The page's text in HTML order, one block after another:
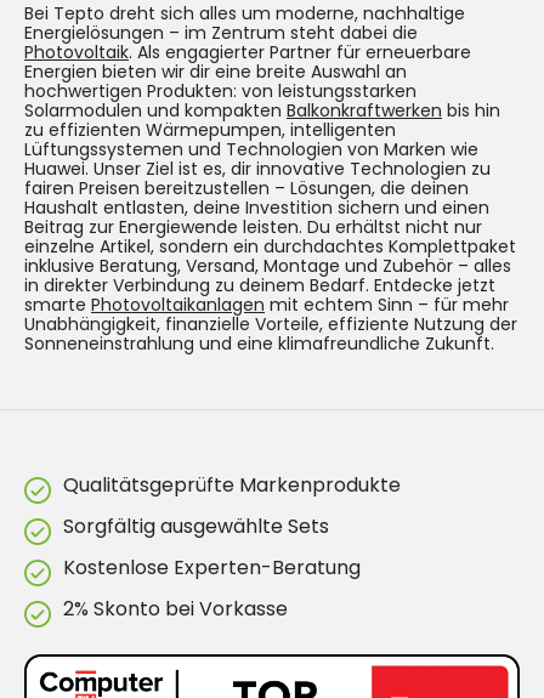
Bei Tepto dreht sich alles um moderne, nachhaltige
Energielösungen – im Zentrum steht dabei die
Photovoltaik. Als engagierter Partner für erneuerbare
Energien bieten wir dir eine breite Auswahl an
hochwertigen Produkten: von leistungsstarken
Solarmodulen und kompakten Balkonkraftwerken bis hin
zu effizienten Wärmepumpen, intelligenten
Lüftungssystemen und Technologien von Marken wie
Huawei. Unser Ziel ist es, dir innovative Technologien zu
fairen Preisen bereitzustellen – Lösungen, die deinen
Haushalt entlasten, deine Investition sichern und einen
Beitrag zur Energiewende leisten. Du erhältst nicht nur
einzelne Artikel, sondern ein durchdachtes Komplettpaket
inklusive Beratung, Versand, Montage und Zubehör – alles
in direkter Verbindung zu deinem Bedarf. Entdecke jetzt
smarte Photovoltaikanlagen mit echtem Sinn – für mehr
Unabhängigkeit, finanzielle Vorteile, effiziente Nutzung der
Sonneneinstrahlung und eine klimafreundliche Zukunft.
Qualitätsgeprüfte Markenprodukte
Sorgfältig ausgewählte Sets
Kostenlose Experten-Beratung
2% Skonto bei Vorkasse